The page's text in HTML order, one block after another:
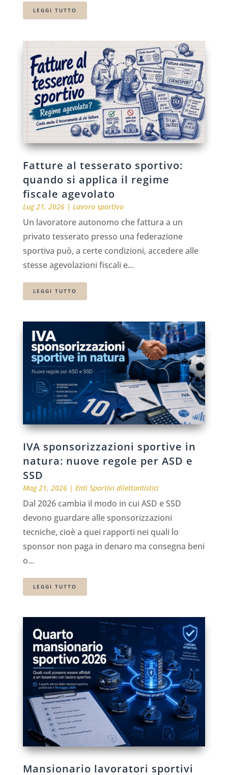
LEGGI TUTTO
Fatture al tesserato sportivo:
quando si applica il regime
fiscale agevolato
Lug 21, 2026| Lavoro sportivo
Un lavoratore autonomo che fattura a un
privato tesserato presso una federazione
sportiva può, a certe condizioni, accedere alle
stesse agevolazioni fiscali e...
LEGGI TUTTO
IVA sponsorizzazioni sportive in
natura: nuove regole per ASD e
SSD
Mag 21, 2026| Enti Sportivi dilettantistici
Dal 2026 cambia il modo in cui ASD e SSD
devono guardare alle sponsorizzazioni
tecniche, cioè a quei rapporti nei quali lo
sponsor non paga in denaro ma consegna beni
o...
LEGGI TUTTO
Mansionario lavoratori sportivi